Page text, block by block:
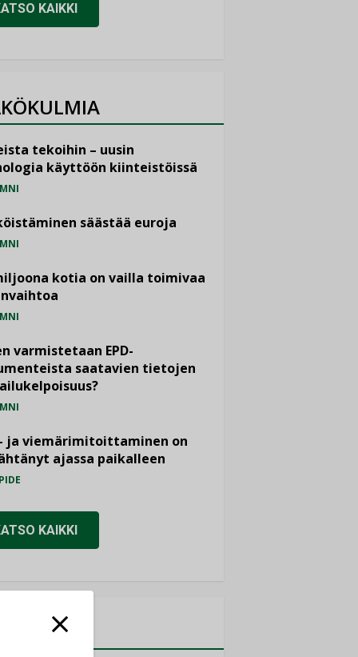
KAIKKI
tekoihin – uusin
käyttöön kiinteistöissä
säästää euroja
kotia on vailla toimivaa
varmistetaan EPD-
saatavien tietojen
ja viemärimitoittaminen on
ajassa paikalleen
KAIKKI